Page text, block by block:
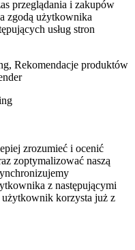
przeglądania i zakupów
zgodą użytkownika
usług stron
Rekomendacje produktów
zrozumieć i ocenić
zoptymalizować naszą
z następującymi
korzysta już z